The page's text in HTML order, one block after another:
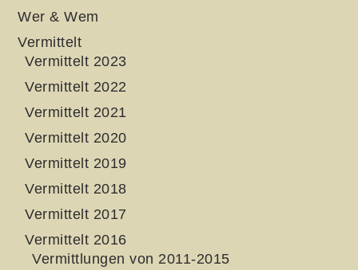
Wer & Wem
Vermittelt
Vermittelt 2023
Vermittelt 2022
Vermittelt 2021
Vermittelt 2020
Vermittelt 2019
Vermittelt 2018
Vermittelt 2017
Vermittelt 2016
Vermittlungen von 2011-2015